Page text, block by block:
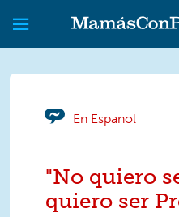
Skip to main content
Skip to main content
En Espanol
"No quiero
quiero ser